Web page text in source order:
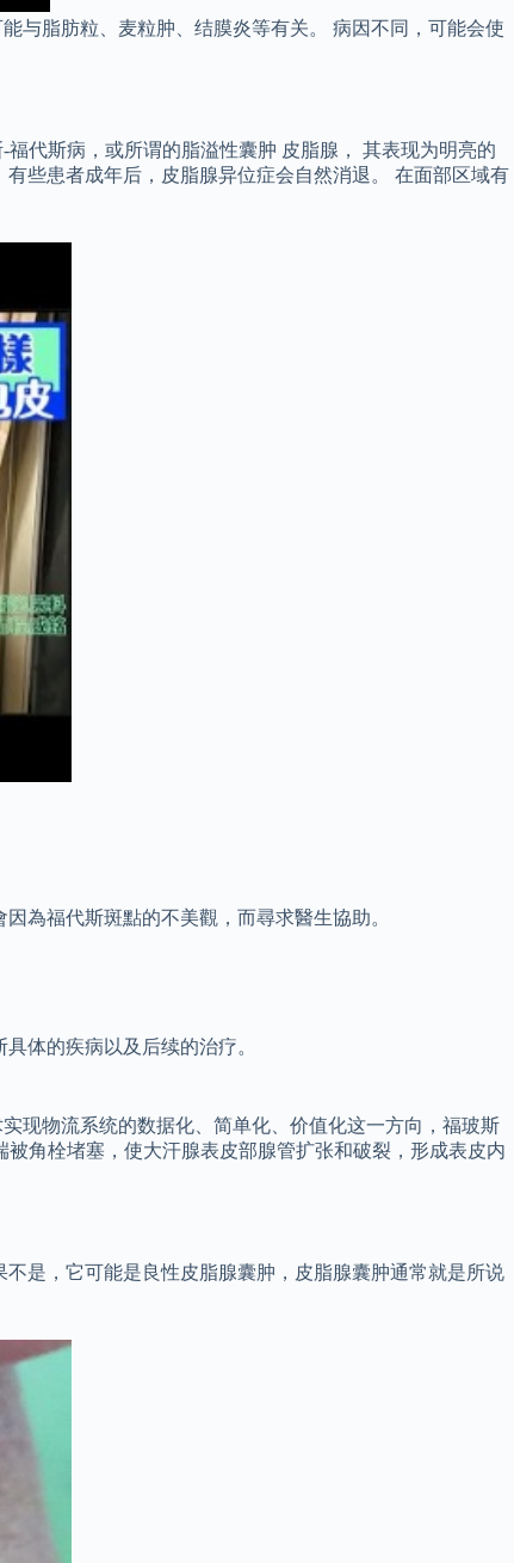
与脂肪粒、麦粒肿、结膜炎等有关。 病因不同，可能会使
代斯病，或所谓的脂溢性囊肿 皮脂腺， 其表现为明亮的
些患者成年后，皮脂腺异位症会自然消退。 在面部区域有
為福代斯斑點的不美觀，而尋求醫生協助。
体的疾病以及后续的治疗。
现物流系统的数据化、简单化、价值化这一方向，福玻斯
角栓堵塞，使大汗腺表皮部腺管扩张和破裂，形成表皮内
是，它可能是良性皮脂腺囊肿，皮脂腺囊肿通常就是所说